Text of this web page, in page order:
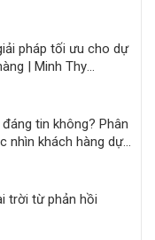
pháp tối ưu cho dự
| Minh Thy
tin không? Phân
nhìn khách hàng dự
trời từ phản hồi